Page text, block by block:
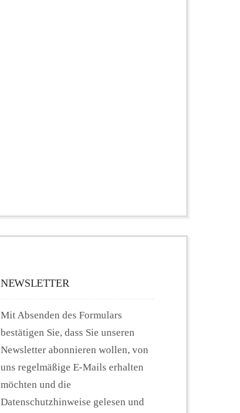
NEWSLETTER
Mit Absenden des Formulars
bestätigen Sie, dass Sie unseren
Newsletter abonnieren wollen, von
uns regelmäßige E-Mails erhalten
möchten und die
Datenschutzhinweise gelesen und